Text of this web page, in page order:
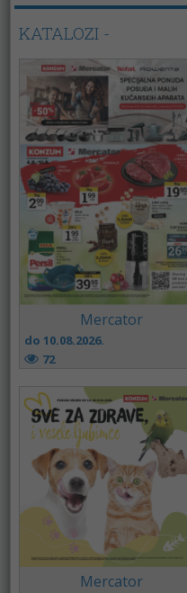
KATALOZI -
Mercator
do 10.08.2026.
72
Mercator